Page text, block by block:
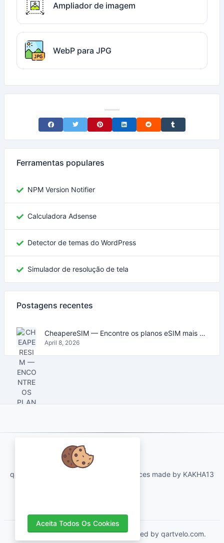
Ampliador de imagem
WebP para JPG
Share on Facebook
Share on TwitterShare on Pinterest
Share on LinkedIn
Share on RedditShare on Tumblr
Ferramentas populares
NPM Version Notifier
Calculadora Adsense
Detector de temas do WordPress
Simulador de resolução de tela
Postagens recentes
CheapereSIM — Encontre os planos eSIM mais baratos para viajar em 2026
April 8, 2026
qartvelo.com free online tools and services made by KAKHA13
Copyrights © 2026. All Rights Reserved by qartvelo.com.
Aceita Todos Os Cookies